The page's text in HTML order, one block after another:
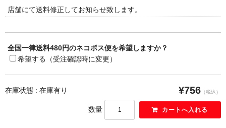
店舗にて送料修正してお知らせ致します。
全国一律送料480円のネコポス便を希望しますか？
希望する（受注確認時に変更）
在庫状態 : 在庫有り ¥756 （税込）
数量